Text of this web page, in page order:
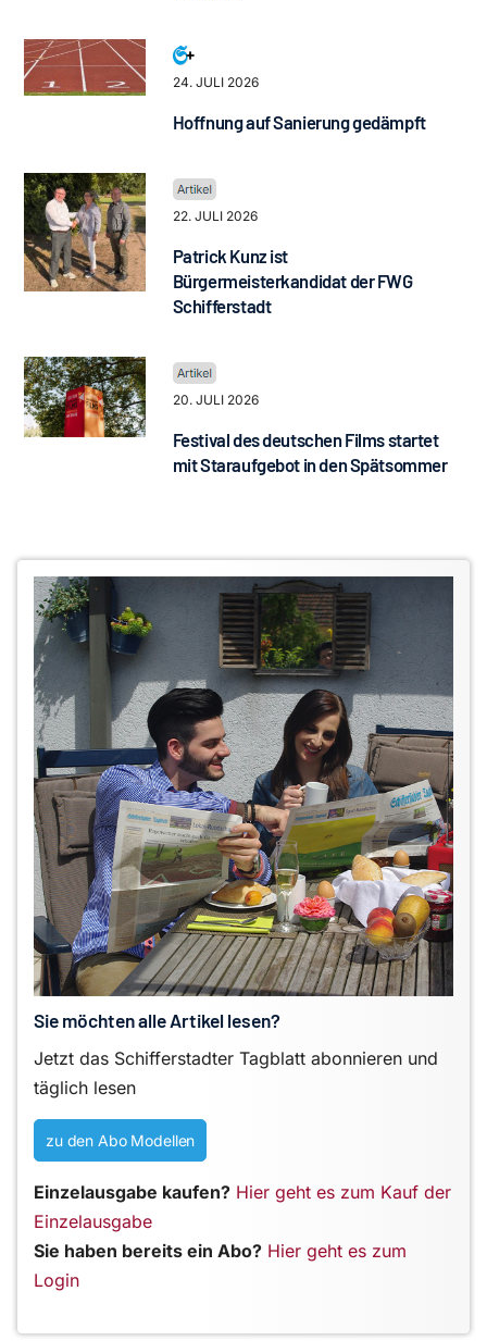
24. JULI 2026
Hoffnung auf Sanierung gedämpft
22. JULI 2026
Patrick Kunz ist
Bürgermeisterkandidat der FWG
Schifferstadt
20. JULI 2026
Festival des deutschen Films startet
mit Staraufgebot in den Spätsommer
Sie möchten alle Artikel lesen?
Jetzt das Schifferstadter Tagblatt abonnieren und
täglich lesen
zu den Abo Modellen
Einzelausgabe kaufen? Hier geht es zum Kauf der
Einzelausgabe
Sie haben bereits ein Abo? Hier geht es zum
Login